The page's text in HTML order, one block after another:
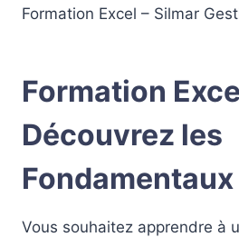
Formation Excel – Silmar
Formation
Découvrez les
Fondamentaux
Vous souhaitez apprendre à